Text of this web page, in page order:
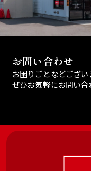
お問い合わせ
お困りごとなどござい
ぜひお気軽にお問い合